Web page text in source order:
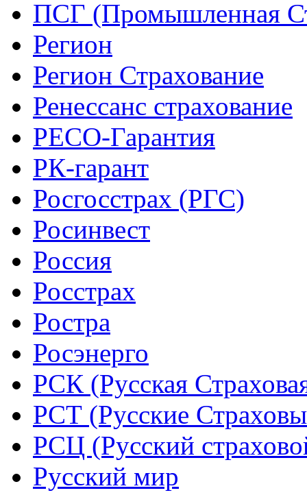
ПСГ (Промышленная
Регион
Регион Страхование
Ренессанс страхование
РЕСО-Гарантия
РК-гарант
Росгосстрах (РГС)
Росинвест
Россия
Росстрах
Ростра
Росэнерго
РСК (Русская
РСТ (Русские
РСЦ (Русский
Русский мир